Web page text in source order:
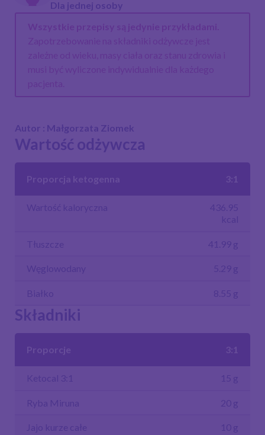
Dla jednej osoby
Wszystkie przepisy są jedynie przykładami.
Zapotrzebowanie na składniki odżywcze jest
zależne od wieku, masy ciała oraz stanu zdrowia i
musi być wyliczone indywidualnie dla każdego
pacjenta.
Składniki
Proporcje 3:1
Ketocal 3:1 15 g
Ryba Miruna 20 g
Jajo kurze całe 10 g
Wartość odżywcza
Proporcja ketogenna 3:1
Wartość kaloryczna
436.95
kcal
Tłuszcze 41.99 g
Węglowodany 5.29 g
Białko 8.55 g
Autor : Małgorzata Ziomek